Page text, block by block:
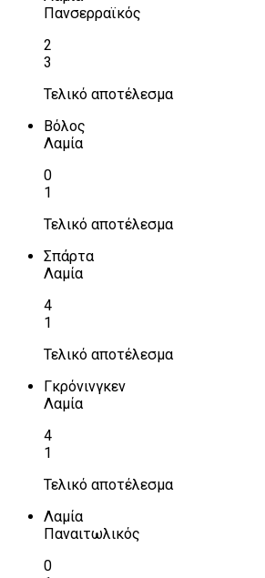
Πανσερραϊκός
2
3
Τελικό αποτέλεσμα
Βόλος
Λαμία
0
1
Τελικό αποτέλεσμα
Σπάρτα
Λαμία
4
1
Τελικό αποτέλεσμα
Γκρόνινγκεν
Λαμία
4
1
Τελικό αποτέλεσμα
Λαμία
Παναιτωλικός
0